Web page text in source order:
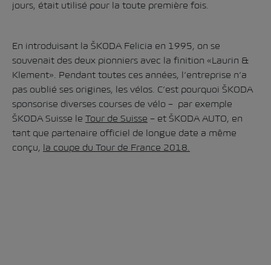
jours, était utilisé pour la toute première fois.
En introduisant la ŠKODA Felicia en 1995, on se
souvenait des deux pionniers avec la finition «Laurin &
Klement». Pendant toutes ces années, l’entreprise n’a
pas oublié ses origines, les vélos. C’est pourquoi ŠKODA
sponsorise diverses courses de vélo – par exemple
ŠKODA Suisse le Tour de Suisse – et ŠKODA AUTO, en
tant que partenaire officiel de longue date a même
conçu, la coupe du Tour de France 2018